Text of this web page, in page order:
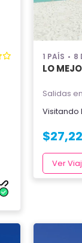
1 PAÍS 8
LO
Salidas en
Visitando
$
Ver